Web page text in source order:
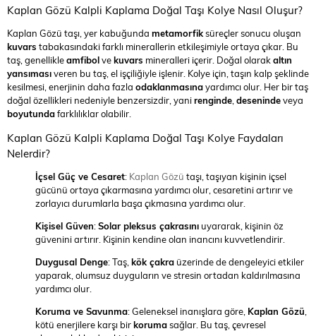
Kaplan Gözü Kalpli Kaplama Doğal Taşı Kolye Nasıl Oluşur?
Kaplan Gözü taşı, yer kabuğunda metamorfiksüreçler sonucu oluşan
kuvars tabakasındaki farklı minerallerin etkileşimiyle ortaya çıkar. Bu
taş, genellikleamfibolvekuvars mineralleri içerir. Doğal olarakaltın
yansımasıveren bu taş, el işçiliğiyle işlenir. Kolye için, taşın kalp şeklinde
kesilmesi, enerjinin daha fazla odaklanmasınayardımcı olur. Her bir taş
doğal özellikleri nedeniyle benzersizdir, yanirenginde,desenindeveya
boyutundafarklılıklar olabilir.
Kaplan Gözü Kalpli Kaplama Doğal Taşı Kolye Faydaları
Nelerdir?
İçsel Güç ve Cesaret: Kaplan Gözü taşı, taşıyan kişinin içsel
gücünü ortaya çıkarmasına yardımcı olur, cesaretini artırır ve
zorlayıcı durumlarla başa çıkmasına yardımcı olur.
Kişisel Güven:Solar pleksus çakrasını uyararak, kişinin öz
güvenini artırır. Kişinin kendine olan inancını kuvvetlendirir.
Duygusal Denge: Taş,kök çakra üzerinde de dengeleyici etkiler
yaparak, olumsuz duyguların ve stresin ortadan kaldırılmasına
yardımcı olur.
Koruma ve Savunma: Geleneksel inanışlara göre, Kaplan Gözü,
kötü enerjilere karşı birkorumasağlar. Bu taş, çevresel